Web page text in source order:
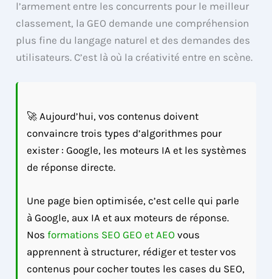
l’armement entre les concurrents pour le meilleur
classement, la GEO demande une compréhension
plus fine du langage naturel et des demandes des
utilisateurs. C’est là où la créativité entre en scène.
🚀 Aujourd’hui, vos contenus doivent
convaincre trois types d’algorithmes pour
exister : Google, les moteurs IA et les systèmes
de réponse directe.
Une page bien optimisée, c’est celle qui parle
à Google, aux IA et aux moteurs de réponse.
Nosformations SEO GEO et AEO vous
apprennent à structurer, rédiger et tester vos
contenus pour cocher toutes les cases du SEO,